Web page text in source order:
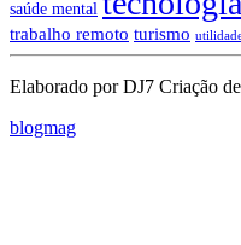
saúde mental
trabalho remoto turismo
Elaborado por DJ7 Criação
blogmag